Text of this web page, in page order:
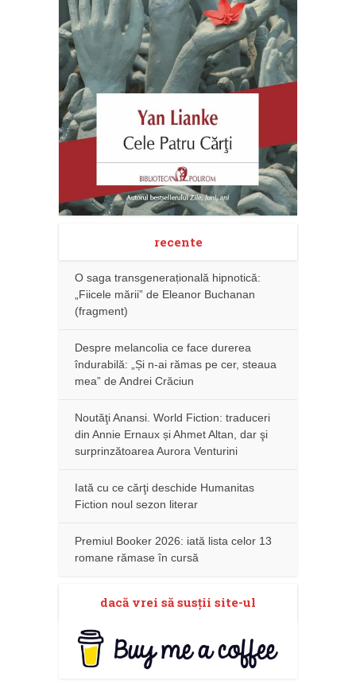
recente
O saga transgenerațională hipnotică:
„Fiicele mării” de Eleanor Buchanan
(fragment)
Despre melancolia ce face durerea
îndurabilă: „Și n-ai rămas pe cer, steaua
mea” de Andrei Crăciun
Noutăţi Anansi. World Fiction: traduceri
din Annie Ernaux și Ahmet Altan, dar şi
surprinzătoarea Aurora Venturini
Iată cu ce cărţi deschide Humanitas
Fiction noul sezon literar
Premiul Booker 2026: iată lista celor 13
romane rămase în cursă
dacă vrei să susţii site-ul